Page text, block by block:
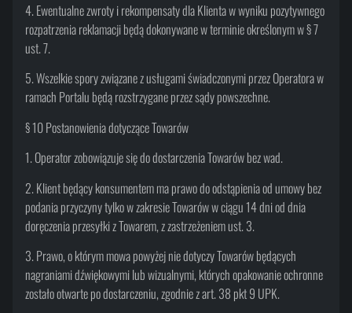
4. Ewentualne zwroty i rekompensaty dla Klienta w wyniku pozytywnego
rozpatrzenia reklamacji będą dokonywane w terminie określonym w § 7
ust. 7.
5. Wszelkie spory związane z usługami świadczonymi przez Operatora w
ramach Portalu będą rozstrzygane przez sądy powszechne.
§ 10 Postanowienia dotyczące Towarów
1. Operator zobowiązuje się do dostarczenia Towarów bez wad.
2. Klient będący konsumentem ma prawo do odstąpienia od umowy bez
podania przyczyny tylko w zakresie Towarów w ciągu 14 dni od dnia
doręczenia przesyłki z Towarem, z zastrzeżeniem ust. 3.
3. Prawo, o którym mowa powyżej nie dotyczy Towarów będących
nagraniami dźwiękowymi lub wizualnymi, których opakowanie ochronne
zostało otwarte po dostarczeniu, zgodnie z art. 38 pkt 9 UPK.